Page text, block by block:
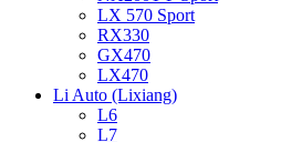
LX 570 Sport
RX330
GX470
LX470
Li Auto (Lixiang)
L6
L7